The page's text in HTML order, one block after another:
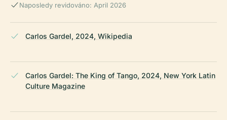
Naposledy revidováno: April 2026
Carlos Gardel, 2024, Wikipedia
Carlos Gardel: The King of Tango, 2024, New York Latin
Culture Magazine